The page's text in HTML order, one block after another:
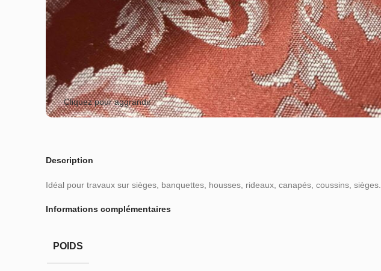
Cliquez pour aggrandir
Description
Idéal pour travaux sur sièges, banquettes, housses, rideaux, canapés, coussins, sièges.
Informations complémentaires
POIDS